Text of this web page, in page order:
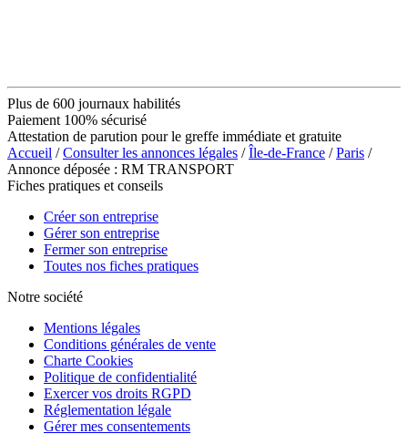
Plus de 600 journaux habilités
Paiement 100% sécurisé
Attestation de parution pour le greffe immédiate et gratuite
Accueil /Consulter les annonces légales /Île-de-France /Paris /
Annonce déposée : RM TRANSPORT
Fiches pratiques et conseils
Créer son entreprise
Gérer son entreprise
Fermer son entreprise
Toutes nos fiches pratiques
Notre société
Mentions légales
Conditions générales de vente
Charte Cookies
Politique de confidentialité
Exercer vos droits RGPD
Réglementation légale
Gérer mes consentements